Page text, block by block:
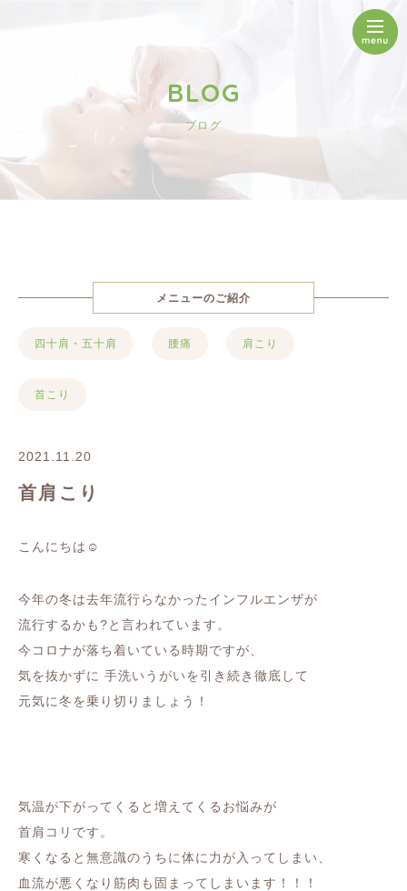
BLOG
ブログ
メニューのご紹介
四十肩・五十肩 腰痛 肩こり
首こり
2021.11.20
首肩こり
こんにちは☺︎
今年の冬は去年流行らなかったインフルエンザが
流行するかも?と言われています。
今コロナが落ち着いている時期ですが、
気を抜かずに 手洗いうがいを引き続き徹底して
元気に冬を乗り切りましょう！
気温が下がってくると増えてくるお悩みが
首肩コリです。
寒くなると無意識のうちに体に力が入ってしまい、
血流が悪くなり筋肉も固まってしまいます！！！